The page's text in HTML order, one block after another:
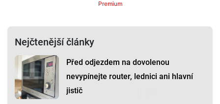
Premium
Nejčtenější články
Před odjezdem na dovolenou
nevypínejte router, lednici ani hlavní
jistič